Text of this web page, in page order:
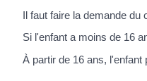
Il faut faire la demande du
Si l'enfant a moins de 16
À partir de 16 ans,